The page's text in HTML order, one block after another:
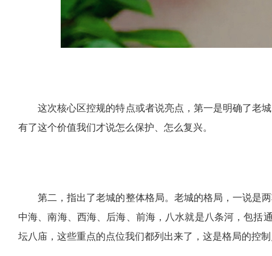
这次核心区控规的特点或者说亮点，第一是明确了老
有了这个价值我们才说怎么保护、怎么复兴。
第二，指出了老城的整体格局。老城的格局，一说是
中海、南海、西海、后海、前海，八水就是八条河，包括
坛八庙，这些重点的点位我们都列出来了，这是格局的控